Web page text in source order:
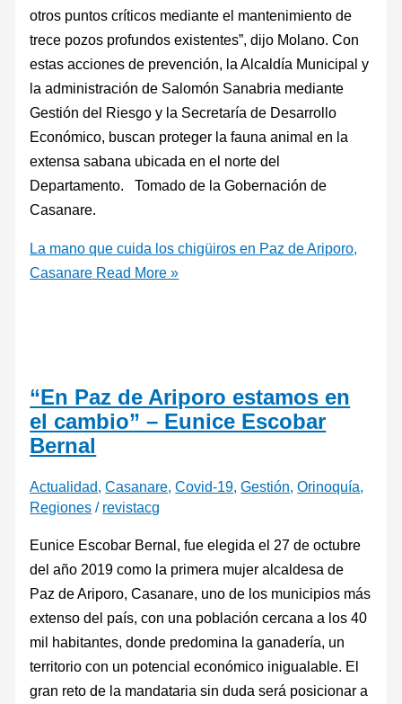
otros puntos críticos mediante el mantenimiento de
trece pozos profundos existentes”, dijo Molano. Con
estas acciones de prevención, la Alcaldía Municipal y
la administración de Salomón Sanabria mediante
Gestión del Riesgo y la Secretaría de Desarrollo
Económico, buscan proteger la fauna animal en la
extensa sabana ubicada en el norte del
Departamento. Tomado de la Gobernación de
Casanare.
La mano que cuida los chigüiros en Paz de Ariporo,
Casanare Read More »
“En Paz de Ariporo estamos en
el cambio” – Eunice Escobar
Bernal
Actualidad,Casanare,Covid-19,Gestión,Orinoquía,
Regiones / revistacg
Eunice Escobar Bernal, fue elegida el 27 de octubre
del año 2019 como la primera mujer alcaldesa de
Paz de Ariporo, Casanare, uno de los municipios más
extenso del país, con una población cercana a los 40
mil habitantes, donde predomina la ganadería, un
territorio con un potencial económico inigualable. El
gran reto de la mandataria sin duda será posicionar a